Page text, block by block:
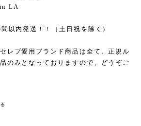
in LA
以内発送！！（土日祝を除く）
レブ愛用ブランド商品は全て、正規ル
のみとなっておりますので、どうぞご